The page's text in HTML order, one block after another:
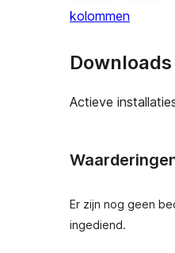
kolommen
Actieve
Er zijn nog geen
ingediend.